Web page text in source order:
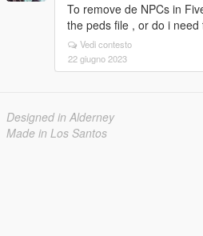
To remove de NPCs in
the peds file , or do i
Vedi contesto
22 giugno 2023
Designed in Alderney
Made in Los Santos